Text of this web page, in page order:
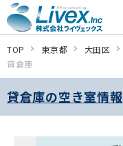
TOP 東京都 大田区
貸倉庫
貸倉庫の空き室情報